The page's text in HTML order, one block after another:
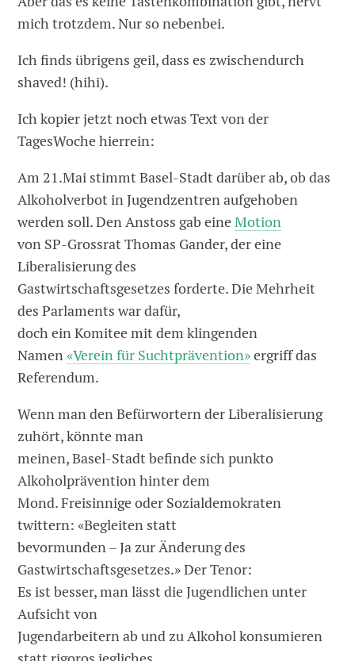
mich trotzdem. Nur so nebenbei.
Ich finds übrigens geil, dass es zwischendurch
shaved! (hihi).
Ich kopier jetzt noch etwas Text von der
TagesWoche hierrein:
Am 21.Mai stimmt Basel-Stadt darüber ab, ob das
Alkoholverbot in Jugendzentren aufgehoben
werden soll. Den Anstoss gab eineMotion
von SP-Grossrat Thomas Gander, der eine
Liberalisierung des
Gastwirtschaftsgesetzes forderte. Die Mehrheit
des Parlaments war dafür,
doch ein Komitee mit dem klingenden
Namen«Verein für Suchtprävention»ergriff das
Referendum.
Wenn man den Befürwortern der Liberalisierung
zuhört, könnte man
meinen, Basel-Stadt befinde sich punkto
Alkoholprävention hinter dem
Mond. Freisinnige oder Sozialdemokraten
twittern: «Begleiten statt
bevormunden – Ja zur Änderung des
Gastwirtschaftsgesetzes.» Der Tenor:
Es ist besser, man lässt die Jugendlichen unter
Aufsicht von
Jugendarbeitern ab und zu Alkohol konsumieren